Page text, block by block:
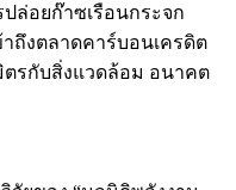
ล่อยก๊าซเรือนกระจก
าถึงตลาดคาร์บอนเครดิต
ตรกับสิ่งแวดล้อม อนาคต